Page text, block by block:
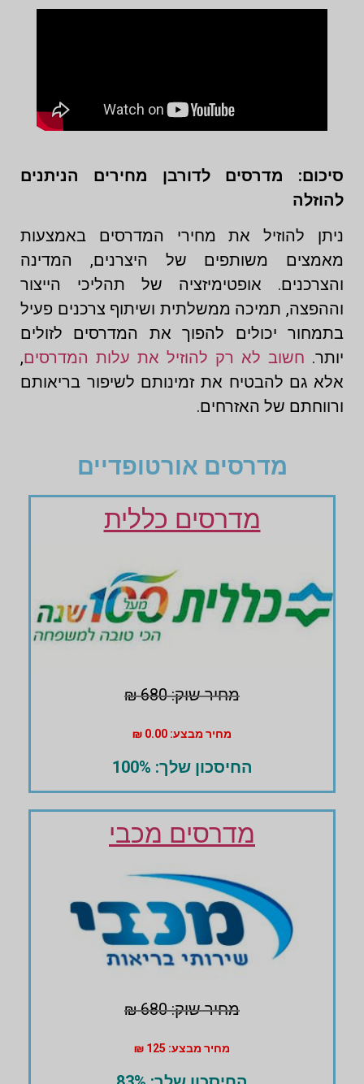
סיכום: מדרסים לדורבן מחירים הניתנים
להוזלה
ניתן להוזיל את מחירי המדרסים באמצעות
מאמצים משותפים של היצרנים, המדינה
והצרכנים. אופטימיזציה של תהליכי הייצור
וההפצה, תמיכה ממשלתית ושיתוף צרכנים פעיל
בתמחור יכולים להפוך את המדרסים לזולים
יותר. חשוב לא רק להוזיל את עלות המדרסים,
אלא גם להבטיח את זמינותם לשיפור בריאותם
ורווחתם של האזרחים.
מדרסים אורטופדיים
מדרסים כללית
מחיר שוק: 680 ₪
מחיר מבצע: 0.00 ₪
החיסכון שלך: 100%
מדרסים מכבי
מחיר שוק: 680 ₪
מחיר מבצע: 125 ₪